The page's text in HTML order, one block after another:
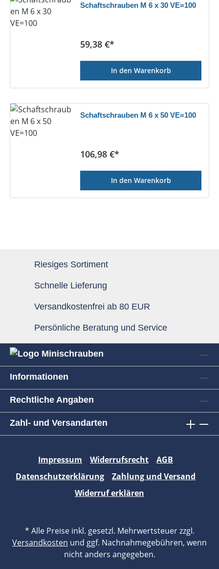
Schaftschrauben M 6 x 30 VE=100
Regulärer Preis:
59,38 €*
In den Warenkorb
Schaftschrauben M 6 x 50 VE=100
Regulärer Preis:
106,98 €*
In den Warenkorb
Riesiges Sortiment
Schnelle Lieferung
Versandkostenfrei ab 80 EUR
Persönliche Beratung und Service
Informationen
Rechtliche Angaben
Zahl- und Versandarten
Impressum Widerrufsrecht
AGB
Datenschutzerklärung
Zahlung und Versand
Widerruf erklären
* Alle Preise inkl. gesetzl. Mehrwertsteuer zzgl.
Versandkosten und ggf. Nachnahmegebühren, wenn
nicht anders angegeben.